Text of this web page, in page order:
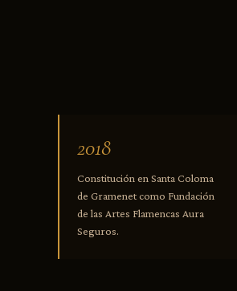
2018
Constitución en Santa Coloma
de Gramenet como Fundación
de las Artes Flamencas Aura
Seguros.